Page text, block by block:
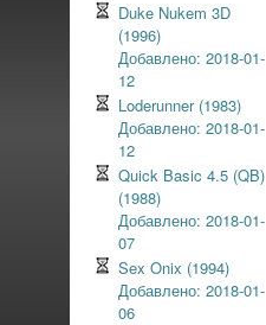
Duke Nukem 3D
(1996)
Добавлено: 2018-01-
12
Loderunner (1983)
Добавлено: 2018-01-
12
Quick Basic 4.5 (QB)
(1988)
Добавлено: 2018-01-
07
Sex Onix (1994)
Добавлено: 2018-01-
06